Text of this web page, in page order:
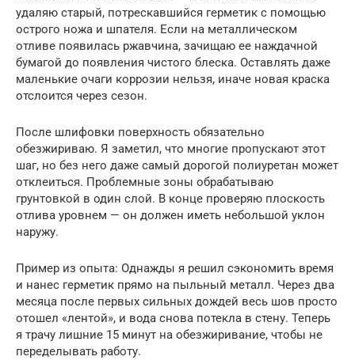
удаляю старый, потрескавшийся герметик с помощью
острого ножа и шпателя. Если на металлическом
отливе появилась ржавчина, зачищаю ее наждачной
бумагой до появления чистого блеска. Оставлять даже
маленькие очаги коррозии нельзя, иначе новая краска
отслоится через сезон.
После шлифовки поверхность обязательно
обезжириваю. Я заметил, что многие пропускают этот
шаг, но без него даже самый дорогой полиуретан может
отклеиться. Проблемные зоны обрабатываю
грунтовкой в один слой. В конце проверяю плоскость
отлива уровнем — он должен иметь небольшой уклон
наружу.
Пример из опыта: Однажды я решил сэкономить время
и нанес герметик прямо на пыльный металл. Через два
месяца после первых сильных дождей весь шов просто
отошел «лентой», и вода снова потекла в стену. Теперь
я трачу лишние 15 минут на обезжиривание, чтобы не
переделывать работу.